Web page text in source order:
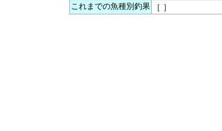
これまでの魚種別釣果 ［ ］